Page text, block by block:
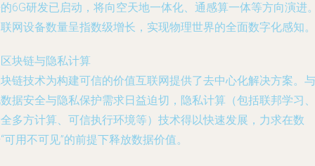
6G研发已启动，将向空天地一体化、通感算一体等方向演进
网设备数量呈指数级增长，实现物理世界的全面数字化感知。
块链与隐私计算
链技术为构建可信的价值互联网提供了去中心化解决方案。与
据安全与隐私保护需求日益迫切，隐私计算（包括联邦学习、
多方计算、可信执行环境等）技术得以快速发展，力求在数
可用不可见”的前提下释放数据价值。